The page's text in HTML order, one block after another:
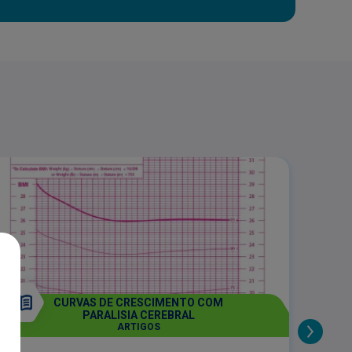
CURVAS DE CRESCIMENTO COM
PARALISIA CEREBRAL
ARTIGOS